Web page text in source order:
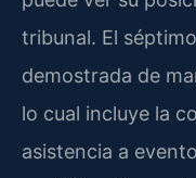
tribunal. El
demostrada de
lo cual incluye la
asistencia a